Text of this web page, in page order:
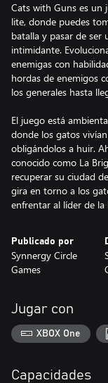
Cats with Guns es un
lite, donde puedes
batalla y pasar de
intimidante.
enemigas con
hordas de enemigos
los generales hasta
El juego está
donde los gatos
obligándolos a huir.
conocido como La
recuperar su ciudad
gira en torno a los
enfrentar al líder de la
Publicado por
Synnergy Circle
Games
Jugar con
XBOX One
Capacidades